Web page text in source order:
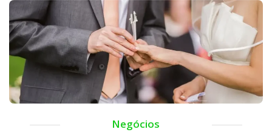
Negócios